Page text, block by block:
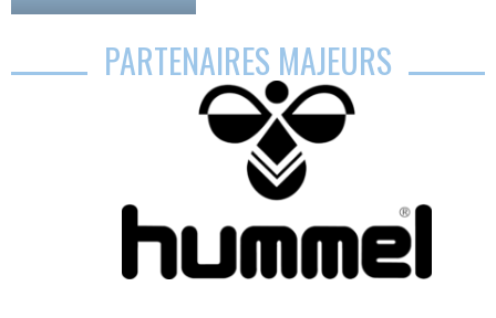
PARTENAIRES MAJEURS